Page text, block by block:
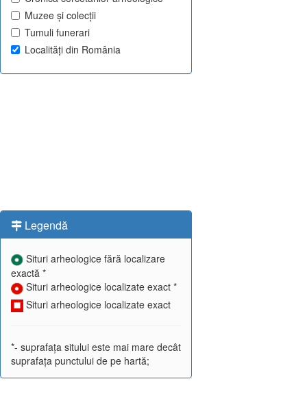
Muzee și colecții
Tumuli funerari
Localități din România
Legendă
Situri arheologice fără localizare
exactă *
Situri arheologice localizate exact *
Situri arheologice localizate exact
*- suprafața sitului este mai mare decât
suprafața punctului de pe hartă;